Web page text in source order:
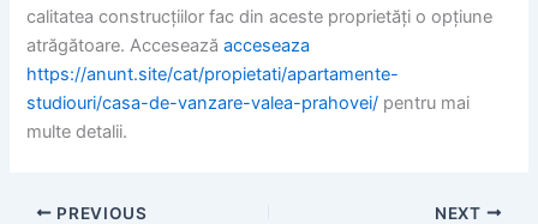
calitatea construcțiilor fac din aceste proprietăți o opțiune
atrăgătoare. Acceseazăacceseaza
https://anunt.site/cat/propietati/apartamente-
studiouri/casa-de-vanzare-valea-prahovei/ pentru mai
multe detalii.
PREVIOUS NEXT